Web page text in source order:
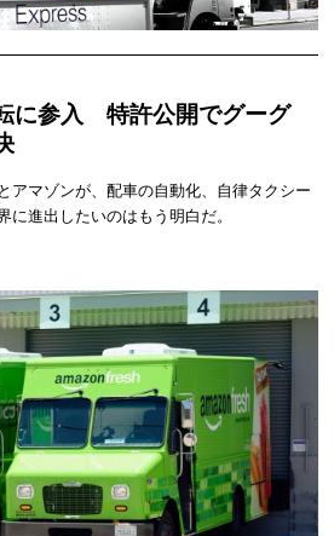
に参入 特許公開でグーグ
アマゾンが、配車の自動化、自律タクシー
に進出したいのはもう明白だ。